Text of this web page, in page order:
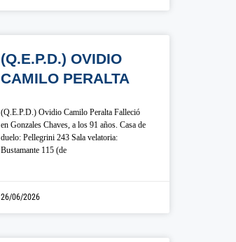
(Q.E.P.D.) OVIDIO
CAMILO PERALTA
(Q.E.P.D.) Ovidio Camilo Peralta Falleció
en Gonzales Chaves, a los 91 años. Casa de
duelo: Pellegrini 243 Sala velatoria:
Bustamante 115 (de
26/06/2026